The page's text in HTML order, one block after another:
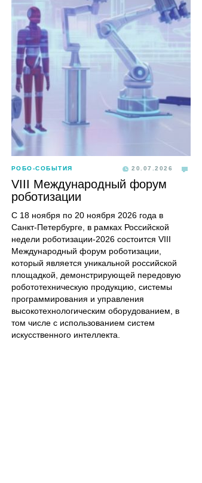
РОБО-СОБЫТИЯ 20.07.2026
VIII Международный форум
роботизации
С 18 ноября по 20 ноября 2026 года в
Санкт-Петербурге, в рамках Российской
недели роботизации-2026 состоится VIII
Международный форум роботизации,
который является уникальной российской
площадкой, демонстрирующей передовую
робототехническую продукцию, системы
программирования и управления
высокотехнологическим оборудованием, в
том числе с использованием систем
искусственного интеллекта.